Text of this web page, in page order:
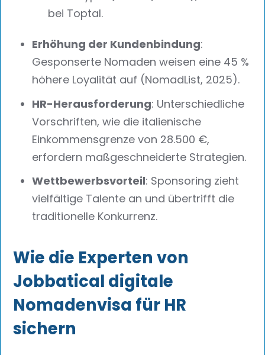
bei Toptal.
Erhöhung der Kundenbindung:
Gesponserte Nomaden weisen eine 45 %
höhere Loyalität auf (NomadList, 2025).
HR-Herausforderung: Unterschiedliche
Vorschriften, wie die italienische
Einkommensgrenze von 28.500 €,
erfordern maßgeschneiderte Strategien.
Wettbewerbsvorteil: Sponsoring zieht
vielfältige Talente an und übertrifft die
traditionelle Konkurrenz.
Wie die Experten von
Jobbatical digitale
Nomadenvisa für HR
sichern